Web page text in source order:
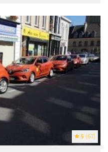
5 (67)